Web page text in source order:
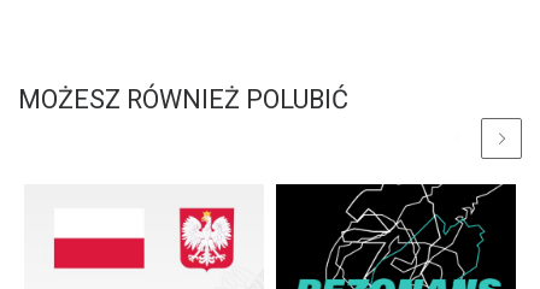
MOŻESZ RÓWNIEŻ POLUBIĆ